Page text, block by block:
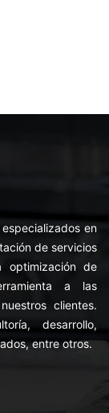
en
de servicios
de
a las
clientes.
desarrollo,
entre otros.